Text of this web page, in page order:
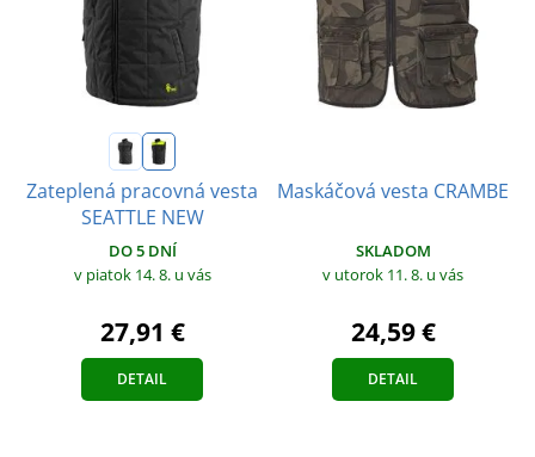
Zateplená pracovná vesta
SEATTLE NEW
DO 5 DNÍ
v piatok 14. 8. u vás
27,91 €
DETAIL
Maskáčová vesta CRAMBE
SKLADOM
v utorok 11. 8. u vás
24,59 €
DETAIL